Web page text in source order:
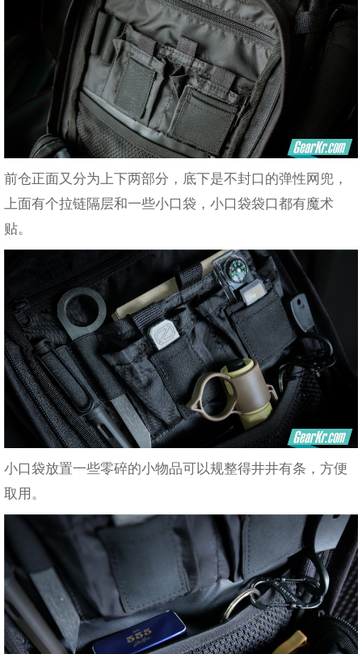
前仓正面又分为上下两部分，底下是不封口的弹性网兜，
上面有个拉链隔层和一些小口袋，小口袋袋口都有魔术
贴。
小口袋放置一些零碎的小物品可以规整得井井有条，方便
取用。